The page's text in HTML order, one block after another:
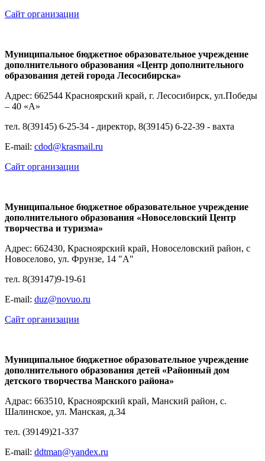
Сайт организации
Муниципальное бюджетное образовательное учреждение
дополнительного образования «Центр дополнительного
образования детей города Лесосибирска»
Адрес: 662544 Красноярский край, г. Лесосибирск, ул.Победы
– 40 «А»
тел. 8(39145) 6-25-34 - директор, 8(39145) 6-22-39 - вахта
E-mail: cdod@krasmail.ru
Сайт организации
Муниципальное бюджетное образовательное учреждение
дополнительного образования «Новоселовский Центр
творчества и туризма»
Адрес: 662430, Красноярский край, Новоселовский район, с
Новоселово, ул. Фрунзе, 14 "А"
тел. 8(39147)9-19-61
E-mail: duz@novuo.ru
Сайт организации
Муниципальное бюджетное образовательное учреждение
дополнительного образования детей «Районный дом
детского творчества Манского района»
Адрас: 663510, Красноярский край, Манский район, с.
Шалинское, ул. Манская, д.34
тел. (39149)21-337
Е-mail: ddtman@yandex.ru